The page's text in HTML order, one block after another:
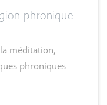
phronique
méditation,
phroniques